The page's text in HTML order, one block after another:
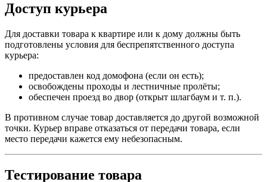
Доступ курьера
Для доставки товара к квартире или к дому должны быть
подготовлены условия для беспрепятственного доступа
курьера:
предоставлен код домофона (если он есть);
освобождены проходы и лестничные пролёты;
обеспечен проезд во двор (открыт шлагбаум и т. п.).
В противном случае товар доставляется до другой возможной
точки. Курьер вправе отказаться от передачи товара, если
место передачи кажется ему небезопасным.
Тестирование товара